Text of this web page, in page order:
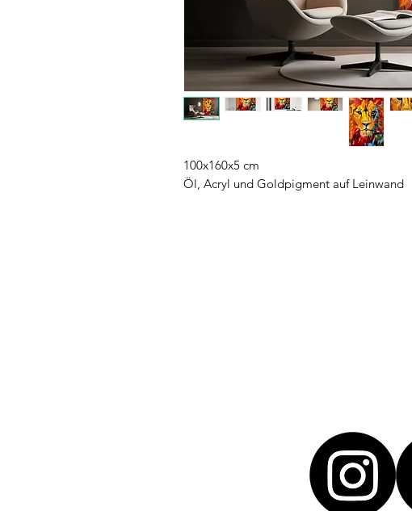
100x160x5 cm
Öl, Acryl und Goldpigment auf Leinwand